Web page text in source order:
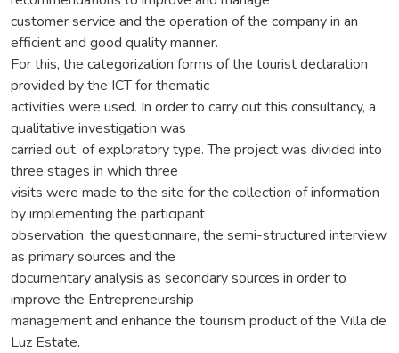
customer service and the operation of the company in an
efficient and good quality manner.
For this, the categorization forms of the tourist declaration
provided by the ICT for thematic
activities were used. In order to carry out this consultancy, a
qualitative investigation was
carried out, of exploratory type. The project was divided into
three stages in which three
visits were made to the site for the collection of information
by implementing the participant
observation, the questionnaire, the semi-structured interview
as primary sources and the
documentary analysis as secondary sources in order to
improve the Entrepreneurship
management and enhance the tourism product of the Villa de
Luz Estate.